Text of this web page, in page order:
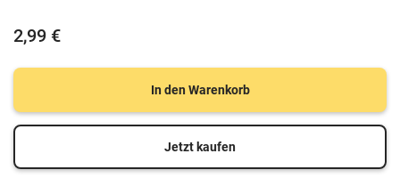
2,99 €
In den Warenkorb
Jetzt kaufen